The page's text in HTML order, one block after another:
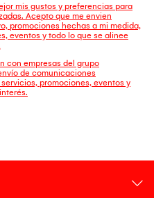
mis gustos y preferencias para
Acepto que me envien
promociones hechas a mi medida,
eventos y todo lo que se alinee
con empresas del grupo
de comunicaciones
promociones, eventos y